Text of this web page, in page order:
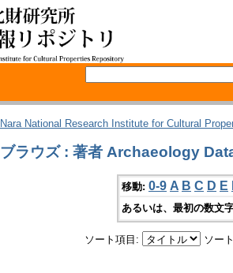
Nara National Research Institute for Cultural
ブラウズ : 著者 Archaeology
移動: 0-9 A B C D E
あるいは、最初の数文
ソート項目: ソー